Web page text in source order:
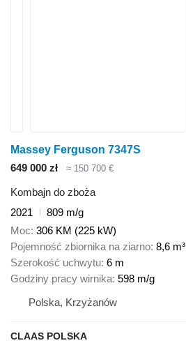
Massey Ferguson 7347S
649 000 zł
≈ 150 700 €
Kombajn do zboża
2021
809 m/g
Moc 306 KM (225 kW)
Pojemność zbiornika na ziarno 8,6 m³
Szerokość uchwytu 6 m
Godziny pracy wirnika 598 m/g
Polska, Krzyżanów
CLAAS POLSKA